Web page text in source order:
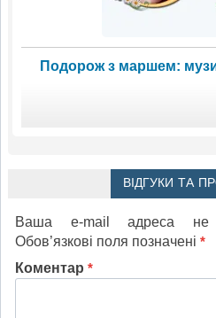
Подорож з маршем:
ВІДГУКИ ТА
Ваша e-mail адреса не
Обов’язкові поля позначені *
Коментар *